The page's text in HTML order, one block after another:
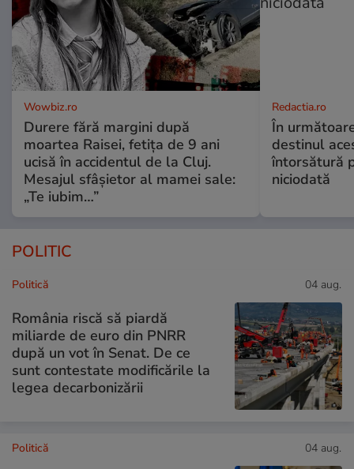
Wowbiz.ro
Durere fără margini după
moartea Raisei, fetița de 9 ani
ucisă în accidentul de la Cluj.
Mesajul sfâșietor al mamei sale:
„Te iubim…”
Redactia.ro
În
destinul
întorsătură
niciodată
POLITIC
Politică 04 aug.
România riscă să piardă
miliarde de euro din PNRR
după un vot în Senat. De ce
sunt contestate modificările la
legea decarbonizării
Politică 04 aug.